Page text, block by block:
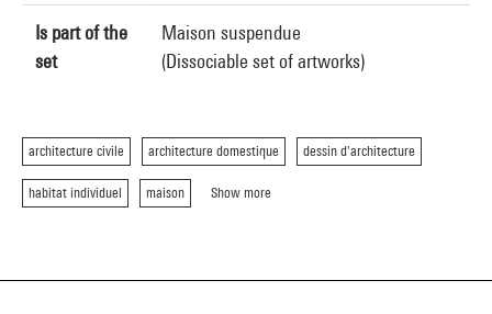
Is part of the
set
Maison suspendue
(Dissociable set of artworks)
architecture civile architecture domestique dessin d'architecture
habitat individuel maison Show more